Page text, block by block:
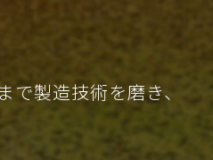
製造技術を磨き、